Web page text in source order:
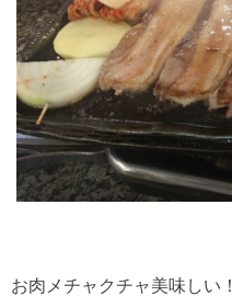
お肉メチャクチャ美味しい！